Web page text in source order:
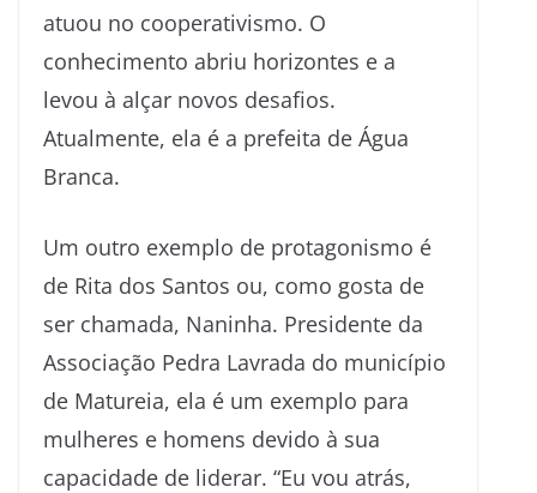
atuou no cooperativismo. O
conhecimento abriu horizontes e a
levou à alçar novos desafios.
Atualmente, ela é a prefeita de Água
Branca.
Um outro exemplo de protagonismo é
de Rita dos Santos ou, como gosta de
ser chamada, Naninha. Presidente da
Associação Pedra Lavrada do município
de Matureia, ela é um exemplo para
mulheres e homens devido à sua
capacidade de liderar. “Eu vou atrás,